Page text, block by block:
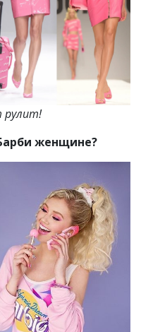
рулит!
женщине?